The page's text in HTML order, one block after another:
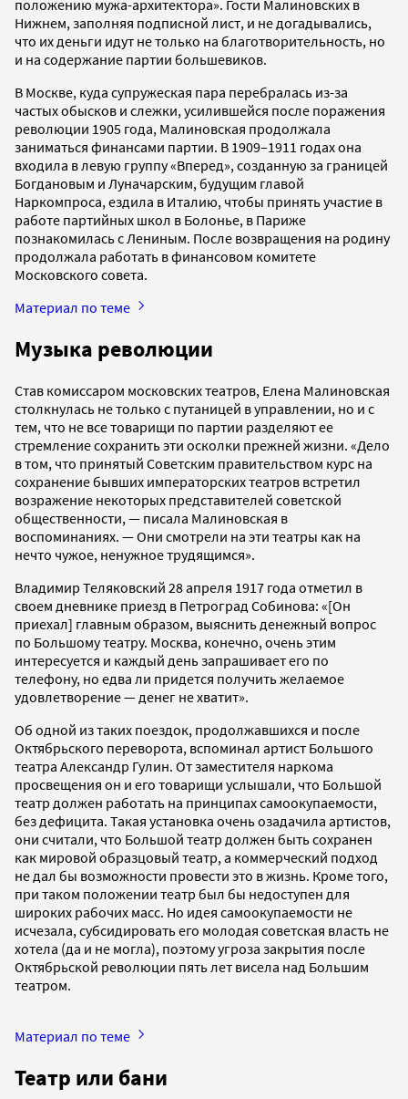
положению мужа-архитектора». Гости Малиновских в
Нижнем, заполняя подписной лист, и не догадывались,
что их деньги идут не только на благотворительность, но
и на содержание партии большевиков.
В Москве, куда супружеская пара перебралась из-за
частых обысков и слежки, усилившейся после поражения
революции 1905 года, Малиновская продолжала
заниматься финансами партии. В 1909–1911 годах она
входила в левую группу «Вперед», созданную за границей
Богдановым и Луначарским, будущим главой
Наркомпроса, ездила в Италию, чтобы принять участие в
работе партийных школ в Болонье, в Париже
познакомилась с Лениным. После возвращения на родину
продолжала работать в финансовом комитете
Московского совета.
Материал по теме
Музыка революции
Став комиссаром московских театров, Елена Малиновская
столкнулась не только с путаницей в управлении, но и с
тем, что не все товарищи по партии разделяют ее
стремление сохранить эти осколки прежней жизни. «Дело
в том, что принятый Советским правительством курс на
сохранение бывших императорских театров встретил
возражение некоторых представителей советской
общественности, — писала Малиновская в
воспоминаниях. — Они смотрели на эти театры как на
нечто чужое, ненужное трудящимся».
Владимир Теляковский 28 апреля 1917 года отметил в
своем дневнике приезд в Петроград Собинова: «[Он
приехал] главным образом, выяснить денежный вопрос
по Большому театру. Москва, конечно, очень этим
интересуется и каждый день запрашивает его по
телефону, но едва ли придется получить желаемое
удовлетворение — денег не хватит».
Об одной из таких поездок, продолжавшихся и после
Октябрьского переворота, вспоминал артист Большого
театра Александр Гулин. От заместителя наркома
просвещения он и его товарищи услышали, что Большой
театр должен работать на принципах самоокупаемости,
без дефицита. Такая установка очень озадачила артистов,
они считали, что Большой театр должен быть сохранен
как мировой образцовый театр, а коммерческий подход
не дал бы возможности провести это в жизнь. Кроме того,
при таком положении театр был бы недоступен для
широких рабочих масс. Но идея самоокупаемости не
исчезала, субсидировать его молодая советская власть не
хотела (да и не могла), поэтому угроза закрытия после
Октябрьской революции пять лет висела над Большим
театром.
Материал по теме
Театр или бани